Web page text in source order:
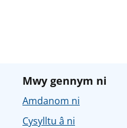
Mwy gennym ni
Amdanom ni
Cysylltu â ni